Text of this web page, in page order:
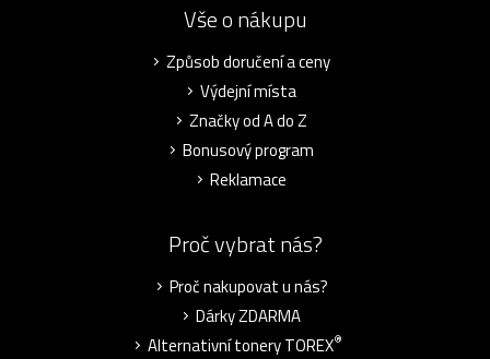
Vše o nákupu
Způsob doručení a ceny
Výdejní místa
Značky od A do Z
Bonusový program
Reklamace
Proč vybrat nás?
Proč nakupovat u nás?
Dárky ZDARMA
Alternativní tonery TOREX®